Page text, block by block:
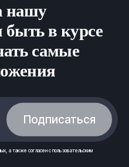
нашу
в курсе
самые
Подписаться
, а также согласен спользовательским